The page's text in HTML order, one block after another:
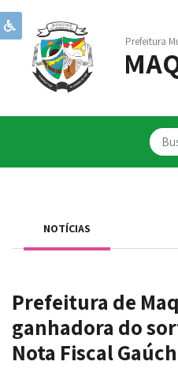
Prefeitura
Institucional
Governo
Serviços
Servidores
NOTÍCIAS
Prefeitura de
ganhadora do
Nota Fiscal